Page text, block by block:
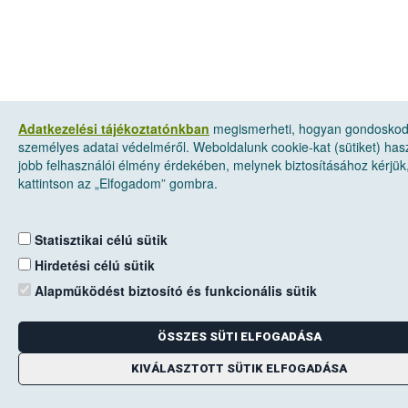
Adatkezelési tájékoztatónkban megismerheti, hogyan
személyes adatai védelméről. Weboldalunk cookie-kat (sütiket)
jobb felhasználói élmény érdekében, melynek biztosításához
kattintson az „Elfogadom” gombra.
Statisztikai célú sütik
Hirdetési célú sütik
Alapműködést biztosító és funkcionális sütik
ÖSSZES SÜTI ELFOGADÁSA
KIVÁLASZTOTT SÜTIK ELFOGADÁSA